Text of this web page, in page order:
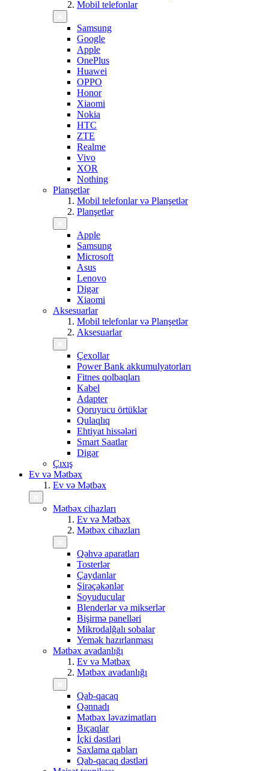
Mobil telefonlar
Samsung
Google
Apple
OnePlus
Huawei
OPPO
Honor
Xiaomi
Nokia
HTC
ZTE
Realme
Vivo
XOR
Nothing
Planşetlər
Mobil telefonlar və Planşetlər
Planşetlər
Apple
Samsung
Microsoft
Asus
Lenovo
Digər
Xiaomi
Aksesuarlar
Mobil telefonlar və Planşetlər
Aksesuarlar
Çexollar
Power Bank akkumulyatorları
Fitnes qolbaqları
Kabel
Adapter
Qoruyucu örtüklər
Qulaqlıq
Ehtiyat hissələri
Smart Saatlar
Digər
Çıxış
Ev və Mətbəx
Ev və Mətbəx
Mətbəx cihazları
Ev və Mətbəx
Mətbəx cihazları
Qəhvə aparatları
Tosterlər
Çaydanlar
Şirəçəkənlər
Soyuducular
Blenderlər və mikserlər
Bişirmə panelləri
Mikrodalğalı sobalar
Yemək hazırlanması
Mətbəx avadanlığı
Ev və Mətbəx
Mətbəx avadanlığı
Qab-qacaq
Qənnadı
Mətbəx ləvazimatları
Bıçaqlar
İçki dəstləri
Saxlama qabları
Qab-qacaq dəstləri